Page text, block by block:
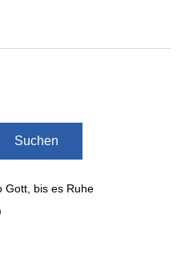
Suchen
Gott, bis es Ruhe